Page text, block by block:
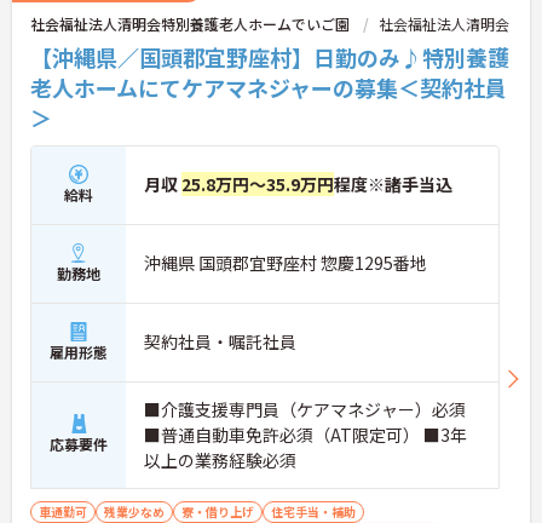
社会福祉法人清明会特別養護老人ホームでいご園 社会福祉法人清明会
【沖縄県／国頭郡宜野座村】日勤のみ♪特別養護
老人ホームにてケアマネジャーの募集＜契約社員
＞
給料 月収 25.8万円～35.9万円程度※諸手当込
勤務地 沖縄県 国頭郡宜野座村 惣慶1295番地
雇用形態 契約社員・嘱託社員
応募要件
■介護支援専門員（ケアマネジャー）必須
■普通自動車免許必須（AT限定可） ■3年
以上の業務経験必須
車通勤可 残業少なめ 寮・借り上げ
住宅手当・補助